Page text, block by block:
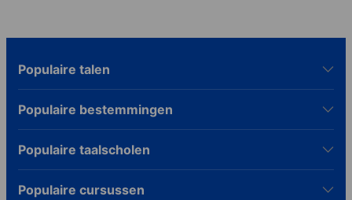
Populaire talen
Populaire bestemmingen
Populaire taalscholen
Populaire cursussen